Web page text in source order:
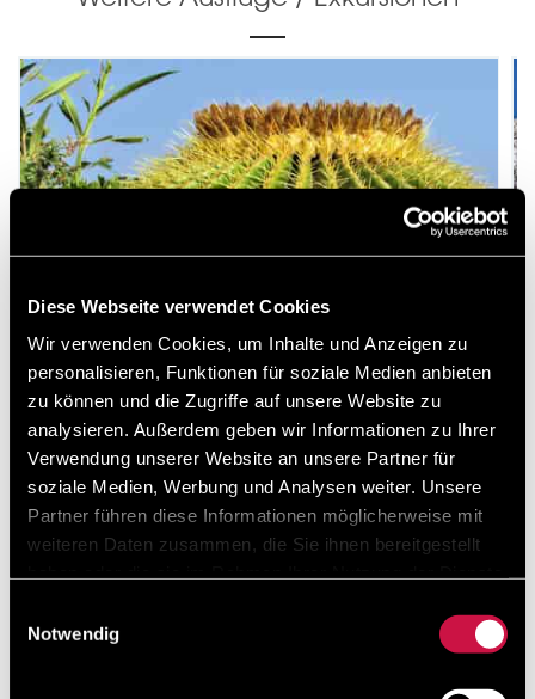
Diese Webseite verwendet Cookies
Wir verwenden Cookies, um Inhalte und Anzeigen zu
personalisieren, Funktionen für soziale Medien anbieten
zu können und die Zugriffe auf unsere Website zu
analysieren. Außerdem geben wir Informationen zu Ihrer
Verwendung unserer Website an unsere Partner für
soziale Medien, Werbung und Analysen weiter. Unsere
Partner führen diese Informationen möglicherweise mit
weiteren Daten zusammen, die Sie ihnen bereitgestellt
Notwendig
Kaktuspark
Offiziell trägt der Park den Namen Ayia Napa Park; mit
seinen mediterranen Pflanzen, Kakteen und
Sukkulenten ist der Ayia Napa Kaktuspark einen
dem A ...